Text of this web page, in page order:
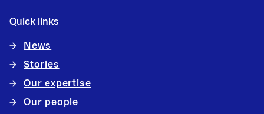
Quick links
News
Stories
Our expertise
Our people